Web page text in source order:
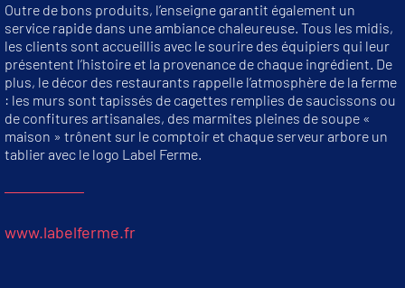
Outre de bons produits, l’enseigne garantit également un
service rapide dans une ambiance chaleureuse. Tous les midis,
les clients sont accueillis avec le sourire des équipiers qui leur
présentent l’histoire et la provenance de chaque ingrédient. De
plus, le décor des restaurants rappelle l’atmosphère de la ferme
: les murs sont tapissés de cagettes remplies de saucissons ou
de confitures artisanales, des marmites pleines de soupe «
maison » trônent sur le comptoir et chaque serveur arbore un
tablier avec le logo Label Ferme.
www.labelferme.fr